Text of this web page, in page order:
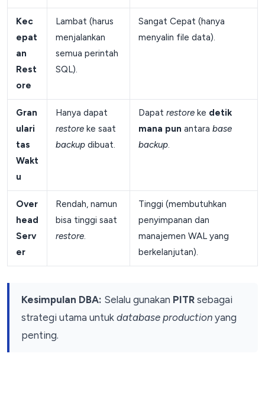
Kec
epat
an
Rest
ore
Lambat (harus
menjalankan
semua perintah
SQL).
Sangat Cepat (hanya
menyalin file data).
Gran
ulari
tas
Wakt
u
Hanya dapat
restoreke saat
backupdibuat.
Dapat restoreke detik
mana pun antara base
backup.
Over
head
Serv
er
Rendah, namun
bisa tinggi saat
restore.
Tinggi (membutuhkan
penyimpanan dan
manajemen WAL yang
berkelanjutan).
Kesimpulan DBA: Selalu gunakan PITR sebagai
strategi utama untuk database production yang
penting.